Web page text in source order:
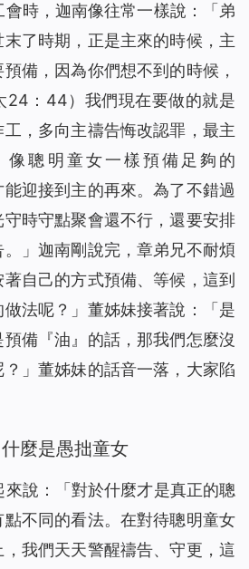
時，迦南像往常一樣說：「弟
了時期，正是主來的時候，主
備，因為你們想不到的時候，
24：44）我們現在要做的就是
，多向主禱告悔改認罪，最主
像聰明童女一樣預備足夠的
能迎接到主的再來。為了不錯過
時守點聚會還不行，還要安排
」迦南剛說完，章弟兄不耐煩
自己的方式預備、等候，這到
法呢？」董姊妹接著說：「是
備『油』的話，那我們怎麼沒
」董姊妹的話音一落，大家陷
麼是愚拙童女
說：「對於什麼才是真正的聰
不同的看法。在對待聰明童女
我們天天警醒禱告、守更，這